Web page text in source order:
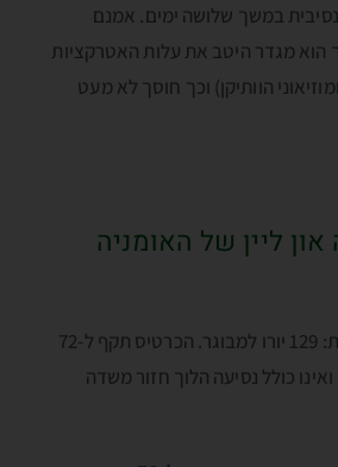
במשך שלושה ימים. אמנם
הוא מגדר היטב את עלות האטרקציות
הוותיקן) וכך חוסך לא מעט
און ליין של האומניה
מחיר לכרטיס 72 שעות: 129 יורו למבוגר. הכרטיס תקף ל-72
כולל נסיעה הלוך חזור משדה